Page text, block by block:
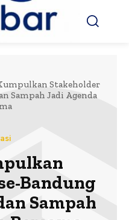
Stakeholder
Sampah Jadi Agenda
Bandung
Sampah